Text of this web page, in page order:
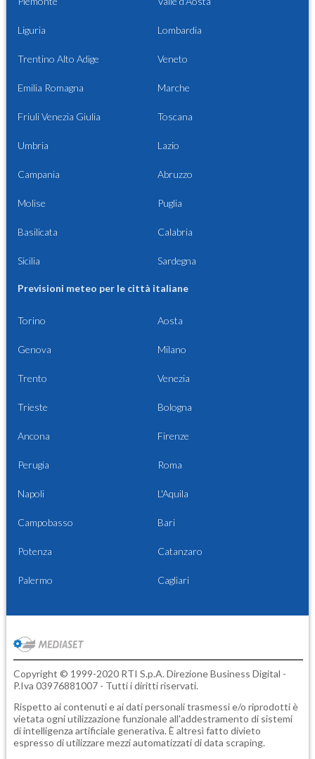
Liguria Lombardia
Trentino Alto Adige Veneto
Emilia Romagna Marche
Friuli Venezia Giulia Toscana
Umbria Lazio
Campania Abruzzo
Molise Puglia
Basilicata Calabria
Sicilia Sardegna
Previsioni meteo per le città italiane
Torino Aosta
Genova Milano
Trento Venezia
Trieste Bologna
Ancona Firenze
Perugia Roma
Napoli L'Aquila
Campobasso Bari
Potenza Catanzaro
Palermo Cagliari
Copyright © 1999-2020 RTI S.p.A. Direzione Business Digital -
P.Iva 03976881007 - Tutti i diritti riservati.
Rispetto ai contenuti e ai dati personali trasmessi e/o riprodotti è
vietata ogni utilizzazione funzionale all'addestramento di sistemi
di intelligenza artificiale generativa. È altresì fatto divieto
espresso di utilizzare mezzi automatizzati di data scraping.